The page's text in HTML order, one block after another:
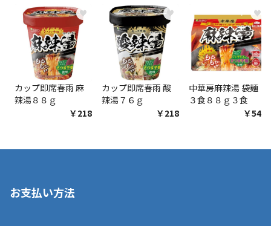
♥
カップ即席春雨 麻
辣湯８８ｇ
￥218
♥
カップ即席春雨 酸
辣湯７６ｇ
￥218
♥
中華房麻辣湯 袋麺
３食８８ｇ３食
￥548
お支払い方法